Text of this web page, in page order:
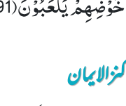
کنزالایمان